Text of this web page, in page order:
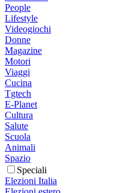
People
Lifestyle
Videogiochi
Donne
Magazine
Motori
Viaggi
Cucina
Tgtech
E-Planet
Cultura
Salute
Scuola
Animali
Spazio
Speciali
Elezioni Italia